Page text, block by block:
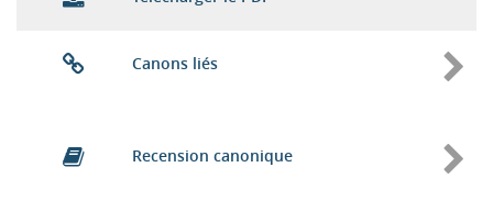
Canons liés
Recension canonique